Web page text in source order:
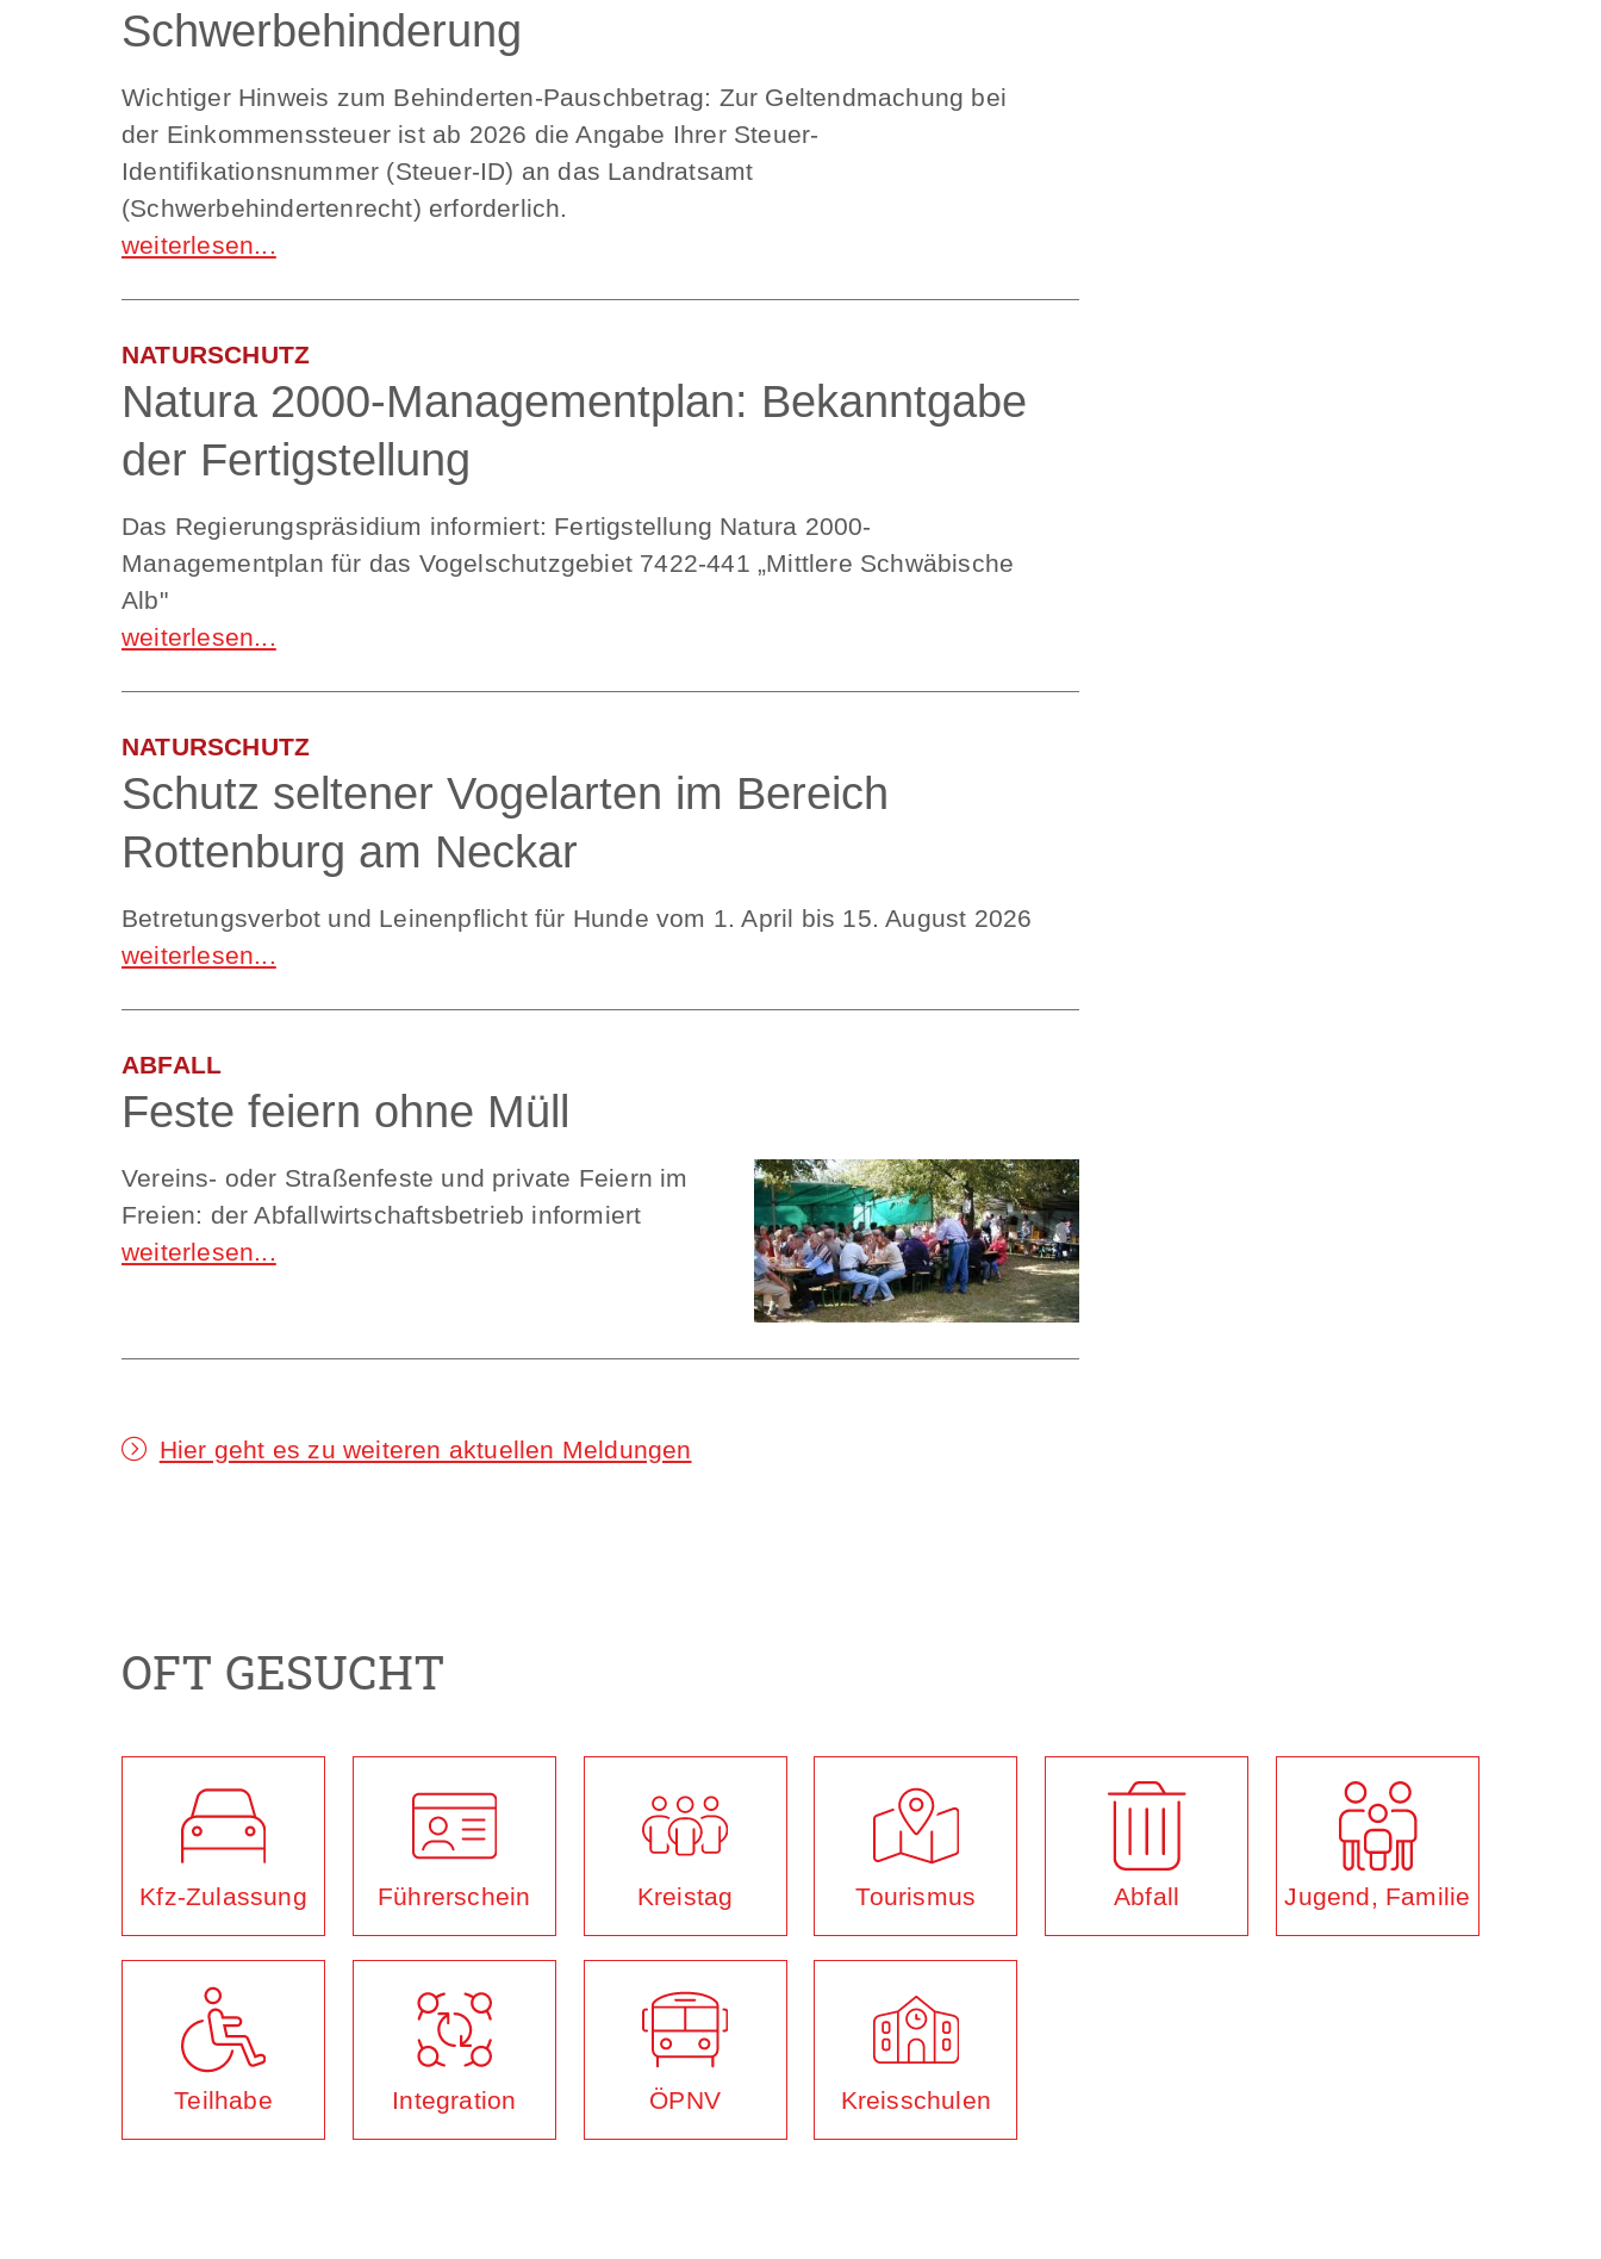
Schwerbehinderung
Wichtiger Hinweis zum Behinderten-Pauschbetrag: Zur Geltendmachung bei
der Einkommenssteuer ist ab 2026 die Angabe Ihrer Steuer-
Identifikationsnummer (Steuer-ID) an das Landratsamt
(Schwerbehindertenrecht) erforderlich.
NATURSCHUTZ
Natura 2000-Managementplan: Bekanntgabe
der Fertigstellung
Das Regierungspräsidium informiert: Fertigstellung Natura 2000-
Managementplan für das Vogelschutzgebiet 7422-441 „Mittlere Schwäbische
Alb"
NATURSCHUTZ
Schutz seltener Vogelarten im Bereich
Rottenburg am Neckar
Betretungsverbot und Leinenpflicht für Hunde vom 1. April bis 15. August 2026
ABFALL
Feste feiern ohne Müll
Vereins- oder Straßenfeste und private Feiern im
Freien: der Abfallwirtschaftsbetrieb informiert
Hier geht es zu weiteren aktuellen Meldungen
OFT GESUCHT
Kfz-Zulassung Führerschein Kreistag Tourismus Abfall Jugend, Familie
Teilhabe Integration ÖPNV Kreisschulen